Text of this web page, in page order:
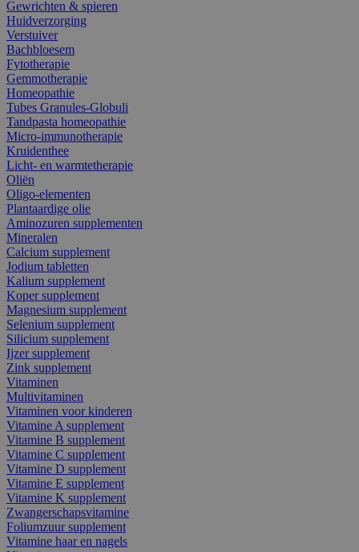
Gewrichten & spieren
Huidverzorging
Verstuiver
Bachbloesem
Fytotherapie
Gemmotherapie
Homeopathie
Tubes Granules-Globuli
Tandpasta homeopathie
Micro-immunotherapie
Kruidenthee
Licht- en warmtetherapie
Oliën
Oligo-elementen
Plantaardige olie
Aminozuren supplementen
Mineralen
Calcium supplement
Jodium tabletten
Kalium supplement
Koper supplement
Magnesium supplement
Selenium supplement
Silicium supplement
Ijzer supplement
Zink supplement
Vitaminen
Multivitaminen
Vitaminen voor kinderen
Vitamine A supplement
Vitamine B supplement
Vitamine C supplement
Vitamine D supplement
Vitamine E supplement
Vitamine K supplement
Zwangerschapsvitamine
Foliumzuur supplement
Vitamine haar en nagels